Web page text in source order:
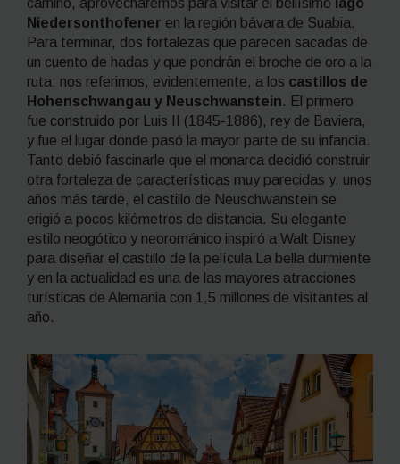
camino, aprovecharemos para visitar el bellísimo lago
Niedersonthofener en la región bávara de Suabia.
Para terminar, dos fortalezas que parecen sacadas de
un cuento de hadas y que pondrán el broche de oro a la
ruta: nos referimos, evidentemente, a los castillos de
Hohenschwangau y Neuschwanstein. El primero
fue construido por Luis II (1845-1886), rey de Baviera,
y fue el lugar donde pasó la mayor parte de su infancia.
Tanto debió fascinarle que el monarca decidió construir
otra fortaleza de características muy parecidas y, unos
años más tarde, el castillo de Neuschwanstein se
erigió a pocos kilómetros de distancia. Su elegante
estilo neogótico y neorománico inspiró a Walt Disney
para diseñar el castillo de la película
La bella durmiente
y en la actualidad es una de las mayores atracciones
turísticas de Alemania con 1,5 millones de visitantes al
año.